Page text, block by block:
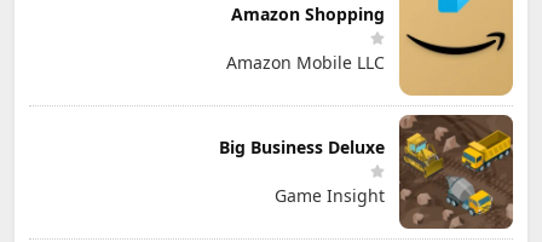
Amazon Shopping
Amazon Mobile LLC
Big Business Deluxe
Game Insight